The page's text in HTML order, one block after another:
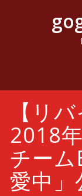
キ
【リ
2018
チー
愛中」